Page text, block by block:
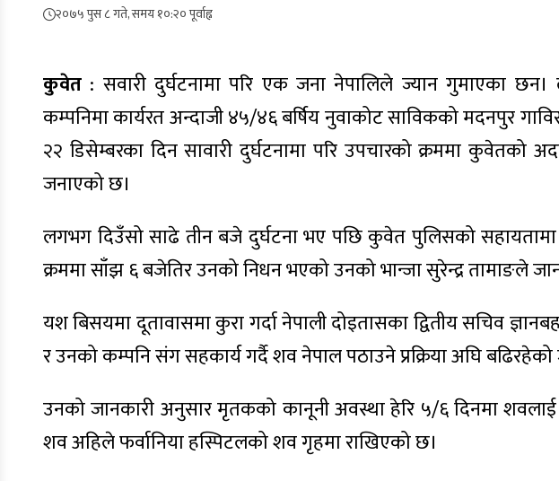
२०७५ पुस ८ गते, समय १०:२० पूर्वाह्न
कुवेत : सवारी दुर्घटनामा परि एक जना नेपालिले ज्यान गुमाएका
कम्पनिमा कार्यरत अन्दाजी ४५/४६ बर्षिय नुवाकोट साविकको मदनपुर
२२ डिसेम्बरका दिन सावारी दुर्घटनामा परि उपचारको क्रममा कुवेतको
जनाएको छ।
लगभग दिउँसो साढे तीन बजे दुर्घटना भए पछि कुवेत पुलिसको सहायतामा
क्रममा साँझ ६ बजेतिर उनको निधन भएको उनको भान्जा सुरेन्द्र तामाङले
यश बिसयमा दूतावासमा कुरा गर्दा नेपाली दोइतासका द्वितीय सचिव
र उनको कम्पनि संग सहकार्य गर्दै शव नेपाल पठाउने प्रक्रिया अघि
उनको जानकारी अनुसार मृतकको कानूनी अवस्था हेरि ५/६ दिनमा
शव अहिले फर्वानिया हस्पिटलको शव गृहमा राखिएको छ।